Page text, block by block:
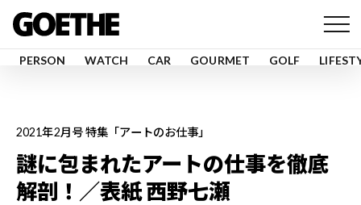
PERSON WATCH CAR GOURMET GOLF
2021年2月号 特集「アートのお仕事」
謎に包まれたアートの仕事を徹底
解剖！／表紙 西野七瀬